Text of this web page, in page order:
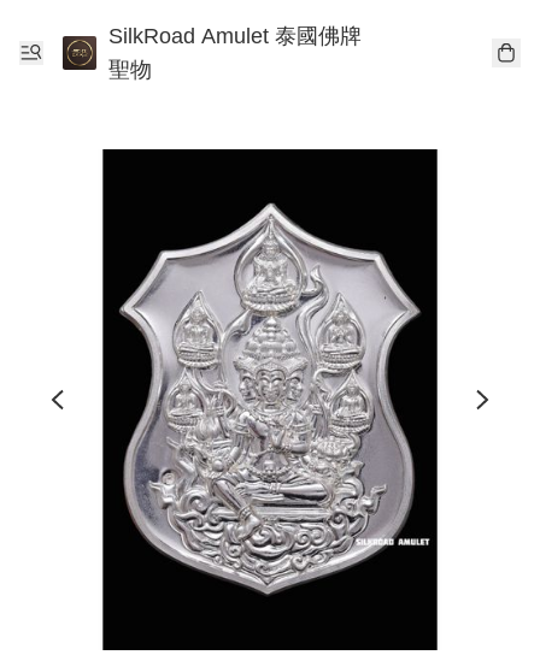
SilkRoad Amulet 泰國佛牌
聖物